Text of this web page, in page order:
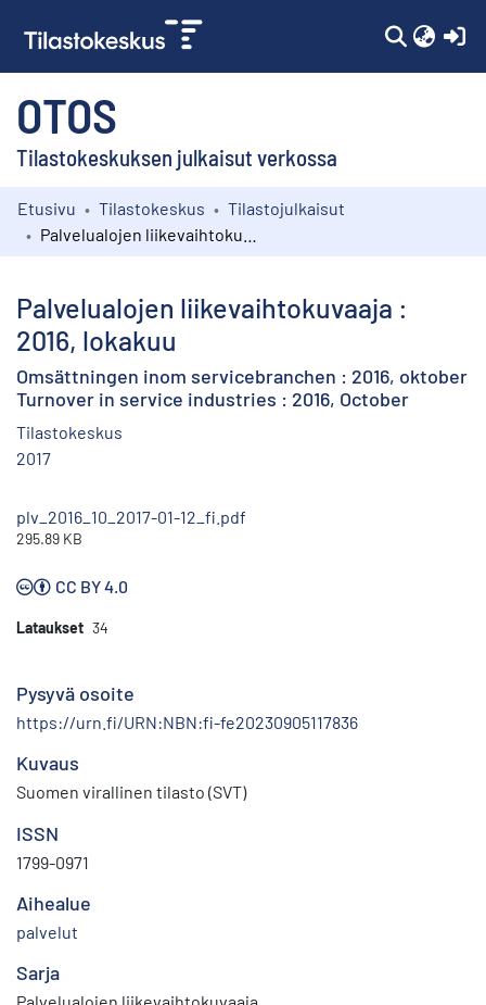
OTOS
Tilastokeskuksen julkaisut verkossa
Kokoelmat
Etusivu Tilastokeskus
Tilastojulkaisut
Palvelualojen liikevaihtokuvaaja :
2016, lokakuu
Omsättningen inom servicebranchen : 2016, oktober
Turnover in service industries : 2016, October
Tilastokeskus
2017
plv_2016_10_2017-01-12_fi.pdf
295.89 KB
CC BY 4.0
Lataukset 34
Pysyvä osoite
https://urn.fi/URN:NBN:fi-fe20230905117836
Kuvaus
Suomen virallinen tilasto (SVT)
ISSN
1799-0971
Aihealue
palvelut
Sarja